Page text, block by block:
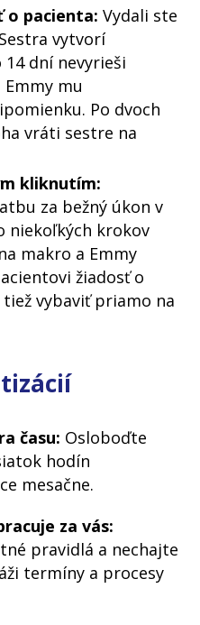
pacienta: Vydali ste
vytvorí
14 dní nevyrieši
mu
Po dvoch
vráti sestre na
kliknutím:
za bežný úkon v
niekoľkých krokov
makro a Emmy
žiadosť o
vybaviť priamo na
času: Osloboďte
hodín
mesačne.
za vás:
pravidlá a nechajte
termíny a procesy